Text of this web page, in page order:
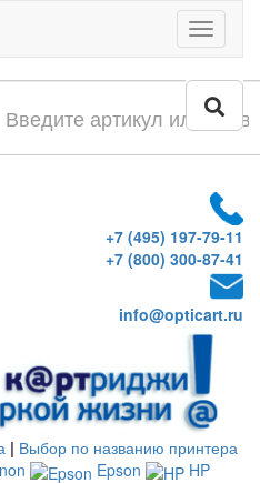
Меню
+7 (495) 197-79-11
+7 (800) 300-87-41
info@opticart.ru
| Выбор по названию принтера
Epson
HP